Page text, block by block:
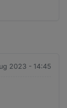
2023 - 14:45